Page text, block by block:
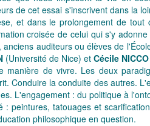
de cet essai s'inscrivent dans la
et dans le prolongement de
croisée de celui qui s'y
auditeurs ou élèves de
(Université de Nice) et Cécile NICCO
de vivre. Les deux
Conduire la conduite des autres.
L'engagement : du politique à
peintures, tatouages et
philosophique en question.